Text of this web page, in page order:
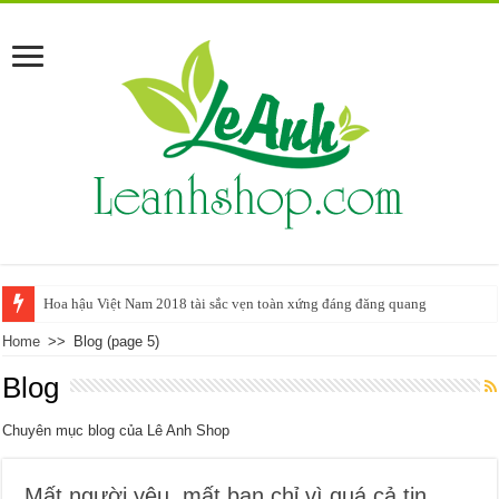
Hoa hậu Việt Nam 2018 tài sắc vẹn toàn xứng đáng đăng quang
Home >> Blog (page 5)
Blog
Chuyên mục blog của Lê Anh Shop